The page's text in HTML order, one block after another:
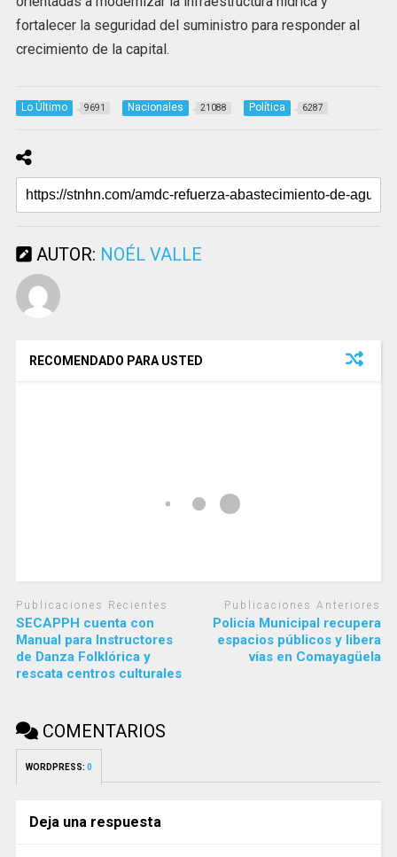
fortalecer la seguridad del suministro para responder al
crecimiento de la capital.
Lo Último 9691 Nacionales 21088 Política 6287
AUTOR: NOÉL VALLE
RECOMENDADO PARA USTED
Publicaciones Recientes
SECAPPH cuenta con
Manual para Instructores
de Danza Folklórica y
rescata centros culturales
Publicaciones Anteriores
Policía Municipal recupera
espacios públicos y libera
vías en Comayagüela
COMENTARIOS
WORDPRESS: 0
Deja una respuesta